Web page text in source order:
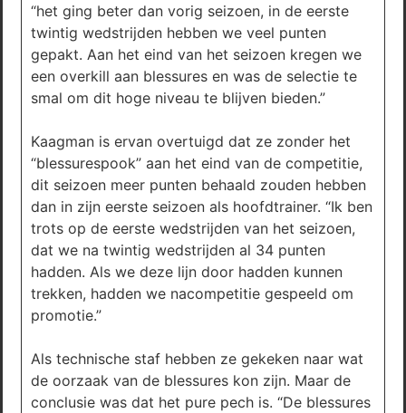
“het ging beter dan vorig seizoen, in de eerste
twintig wedstrijden hebben we veel punten
gepakt. Aan het eind van het seizoen kregen we
een overkill aan blessures en was de selectie te
smal om dit hoge niveau te blijven bieden.”
Kaagman is ervan overtuigd dat ze zonder het
“blessurespook” aan het eind van de competitie,
dit seizoen meer punten behaald zouden hebben
dan in zijn eerste seizoen als hoofdtrainer. “Ik ben
trots op de eerste wedstrijden van het seizoen,
dat we na twintig wedstrijden al 34 punten
hadden. Als we deze lijn door hadden kunnen
trekken, hadden we nacompetitie gespeeld om
promotie.”
Als technische staf hebben ze gekeken naar wat
de oorzaak van de blessures kon zijn. Maar de
conclusie was dat het pure pech is. “De blessures